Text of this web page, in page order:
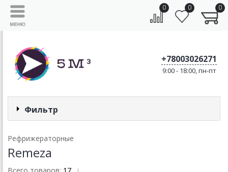
0 0 0
+78003026271
9:00 - 18:00, пн-пт
Фильтр
Рефрижераторные
Remeza
|